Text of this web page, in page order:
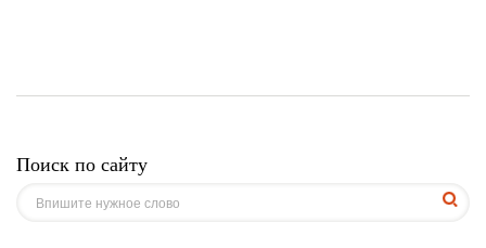
Поиск по сайту